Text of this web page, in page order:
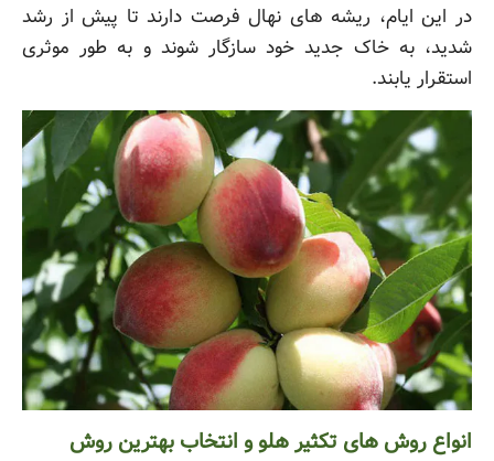
در این ایام، ریشه های نهال فرصت دارند تا پیش از رشد
شدید، به خاک جدید خود سازگار شوند و به طور موثری
استقرار یابند.
انواع روش های تکثیر هلو و انتخاب بهترین روش